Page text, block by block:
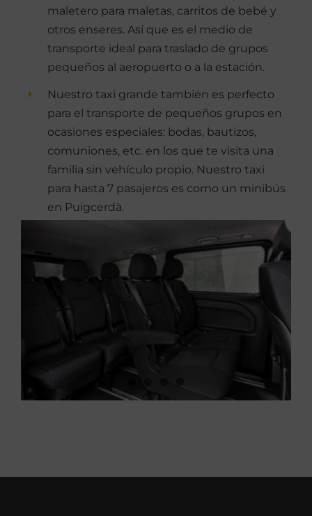
maletero para maletas, carritos de bebé y
otros enseres. Así que es el medio de
transporte ideal para traslado de grupos
pequeños al aeropuerto o a la estación.
Nuestro taxi grande también es perfecto
para el transporte de pequeños grupos en
ocasiones especiales: bodas, bautizos,
comuniones, etc. en los que te visita una
familia sin vehículo propio. Nuestro taxi
para hasta 7 pasajeros es como un minibús
en Puigcerdà.